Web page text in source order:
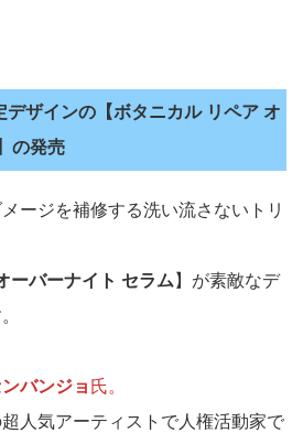
デザインの 【ボタニカル リペア オ
の発売
ージを補修する洗い流さないトリ
ーバーナイト セラム 】が素敵なデ
バンジョ 氏。
人気アーティストで人権活動家で